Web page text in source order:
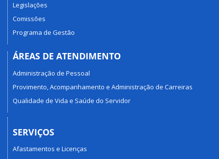
Legislações
Comissões
Programa de Gestão
ÁREAS DE ATENDIMENTO
Administração de Pessoal
Provimento, Acompanhamento e Administração de Carreiras
Qualidade de Vida e Saúde do Servidor
SERVIÇOS
Afastamentos e Licenças